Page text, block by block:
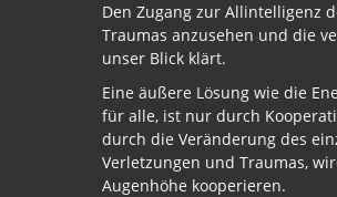
Den Zugang zur Allintelligenz
Traumas anzusehen und die
unser Blick klärt.
Eine äußere Lösung wie die
für alle, ist nur durch
durch die Veränderung des
Verletzungen und Traumas,
Augenhöhe kooperieren.